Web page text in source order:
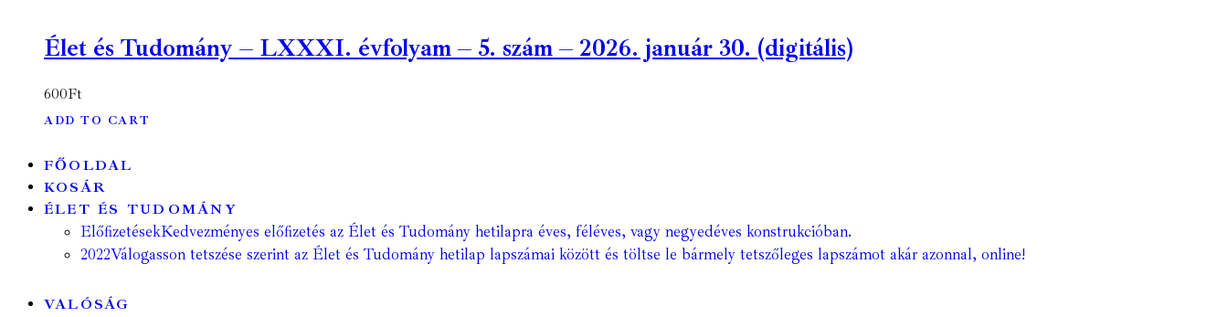
Élet és Tudomány – LXXXI. évfolyam – 5. szám – 2026. január 30. (digitális)
600Ft
ADD TO CART
FŐOLDAL
KOSÁR
ÉLET ÉS TUDOMÁNY
ElőfizetésekKedvezményes előfizetés az Élet és Tudomány hetilapra éves, féléves, vagy negyedéves konstrukcióban.
2022Válogasson tetszése szerint az Élet és Tudomány hetilap lapszámai között és töltse le bármely tetszőleges lapszámot akár azonnal, online!
VALÓSÁG